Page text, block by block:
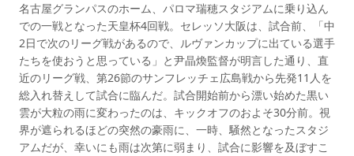
名古屋グランパスのホーム、パロマ瑞穂スタジアムに乗り込ん
での一戦となった天皇杯4回戦。セレッソ大阪は、試合前、「中
2日で次のリーグ戦があるので、ルヴァンカップに出ている選手
たちを使おうと思っている」と尹晶煥監督が明言した通り、直
近のリーグ戦、第26節のサンフレッチェ広島戦から先発11人を
総入れ替えして試合に臨んだ。試合開始前から漂い始めた黒い
雲が大粒の雨に変わったのは、キックオフのおよそ30分前。視
界が遮られるほどの突然の豪雨に、一時、騒然となったスタジ
アムだが、幸いにも雨は次第に弱まり、試合に影響を及ぼすこ